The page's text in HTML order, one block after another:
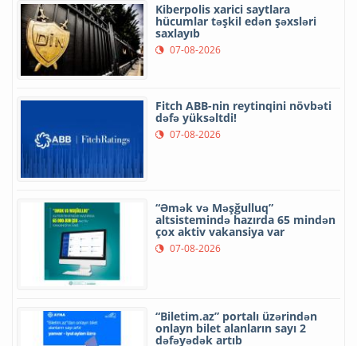
Kiberpolis xarici saytlara
hücumlar təşkil edən şəxsləri
saxlayıb
07-08-2026
Fitch ABB-nin reytinqini növbəti
dəfə yüksəltdi!
07-08-2026
“Əmək və Məşğulluq”
altsistemində hazırda 65 mindən
çox aktiv vakansiya var
07-08-2026
“Biletim.az” portalı üzərindən
onlayn bilet alanların sayı 2
dəfəyədək artıb